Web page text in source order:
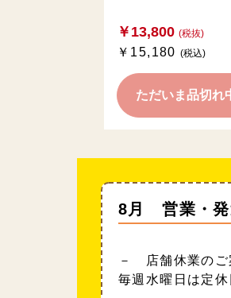
￥13,800 (税抜)
￥15,180(税込)
ただいま品切れ
8月 営業・発
－ 店舗休業の
毎週水曜日は定